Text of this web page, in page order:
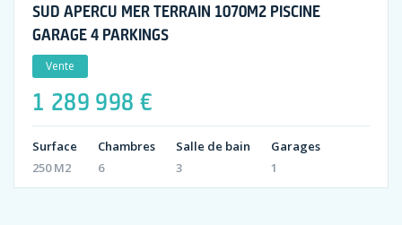
SUD APERCU MER TERRAIN 1070M2 PISCINE
GARAGE 4 PARKINGS
Vente
1 289 998 €
Surface
250 M2
Chambres
6
Salle de bain
3
Garages
1